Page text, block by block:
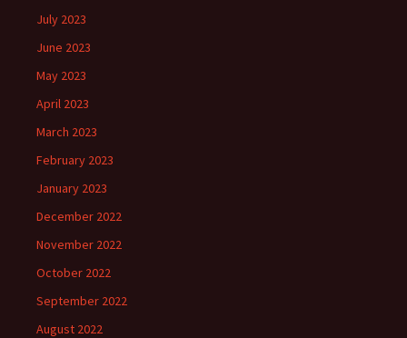
July 2023
June 2023
May 2023
April 2023
March 2023
February 2023
January 2023
December 2022
November 2022
October 2022
September 2022
August 2022